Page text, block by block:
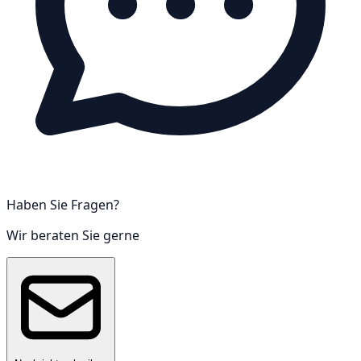
Pflanzen kultiviert werden (Gewächshäuser)
02 | Besondere Anforderungen
In landwirtschaftlichen Betriebsstätten bestehen durch
anspruchsvollere Umgebungsbedingungen besondere
Anforderungen an elektrische Anlagen und
Einwirkung von Feuchtigkeit
Dämpfe und Säuren
erhöhte Brandgefahr durch beispielsweise Heu
oder Stroh
erhöhte mechanische Beanspruchungen
Haben Sie Fragen?
Wir beraten Sie gerne